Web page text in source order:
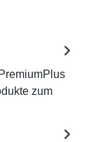
zum